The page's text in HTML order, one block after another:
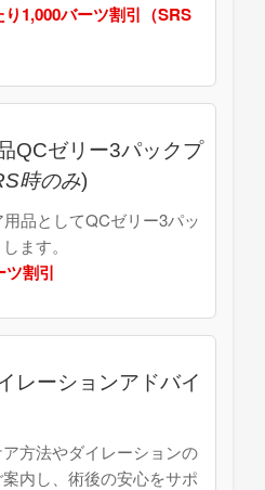
1,000バーツ割引（SRS
QCゼリー3パックプ
時のみ)
品としてQCゼリー3パッ
ます。
ツ割引
レーションアドバイ
方法やダイレーションの
内し、術後の安心をサポ